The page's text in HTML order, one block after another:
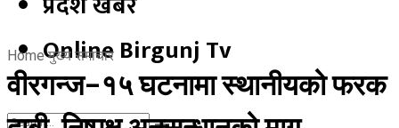
Online Birgunj Tv
Home मुख्य समाचार
वीरगन्ज–१५ घटनामा स्थानीयको फरक